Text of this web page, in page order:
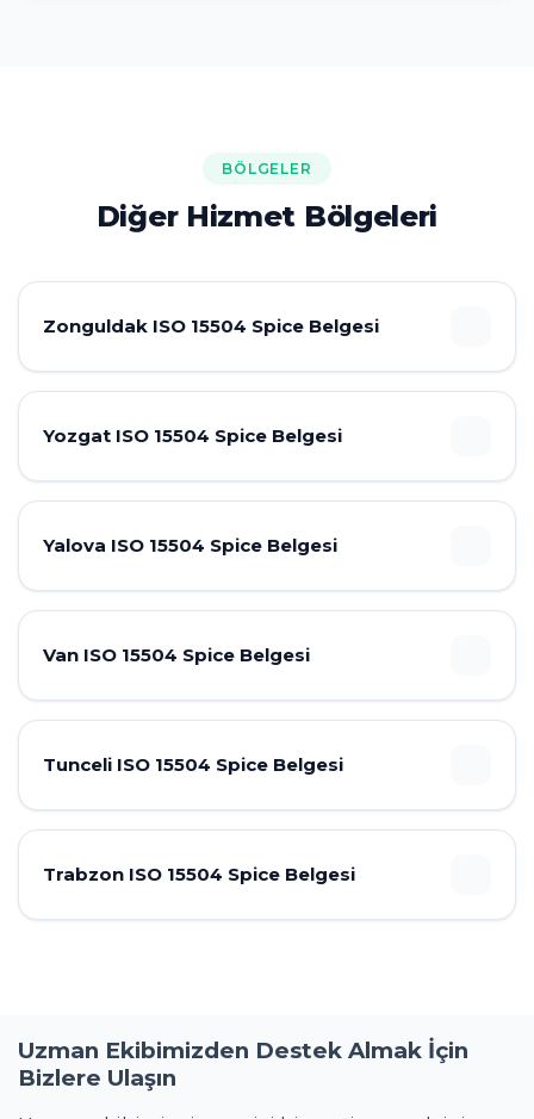
BÖLGELER
Diğer Hizmet Bölgeleri
Zonguldak ISO 15504 Spice Belgesi
Yozgat ISO 15504 Spice Belgesi
Yalova ISO 15504 Spice Belgesi
Van ISO 15504 Spice Belgesi
Tunceli ISO 15504 Spice Belgesi
Trabzon ISO 15504 Spice Belgesi
Uzman Ekibimizden Destek Almak İçin
Bizlere Ulaşın